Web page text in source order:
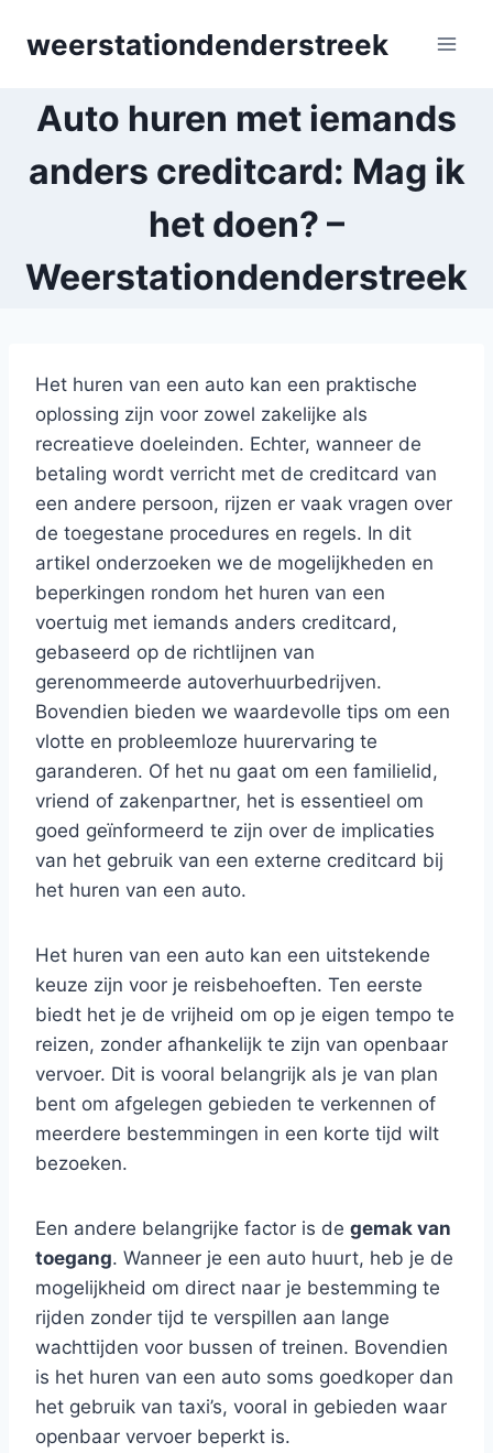
weerstationdenderstreek
Auto huren met iemands
anders creditcard: Mag ik
het doen? –
Weerstationdenderstreek
Het huren van een auto kan een praktische
oplossing zijn voor zowel zakelijke als
recreatieve doeleinden. Echter, wanneer de
betaling wordt verricht met de creditcard van
een andere persoon, rijzen er vaak vragen over
de toegestane procedures en regels. In dit
artikel onderzoeken we de mogelijkheden en
beperkingen rondom het huren van een
voertuig met iemands anders creditcard,
gebaseerd op de richtlijnen van
gerenommeerde autoverhuurbedrijven.
Bovendien bieden we waardevolle tips om een
vlotte en probleemloze huurervaring te
garanderen. Of het nu gaat om een familielid,
vriend of zakenpartner, het is essentieel om
goed geïnformeerd te zijn over de implicaties
van het gebruik van een externe creditcard bij
het huren van een auto.
Het huren van een auto kan een uitstekende
keuze zijn voor je reisbehoeften. Ten eerste
biedt het je de vrijheid om op je eigen tempo te
reizen, zonder afhankelijk te zijn van openbaar
vervoer. Dit is vooral belangrijk als je van plan
bent om afgelegen gebieden te verkennen of
meerdere bestemmingen in een korte tijd wilt
bezoeken.
Een andere belangrijke factor is de gemak van
toegang. Wanneer je een auto huurt, heb je de
mogelijkheid om direct naar je bestemming te
rijden zonder tijd te verspillen aan lange
wachttijden voor bussen of treinen. Bovendien
is het huren van een auto soms goedkoper dan
het gebruik van taxi’s, vooral in gebieden waar
openbaar vervoer beperkt is.